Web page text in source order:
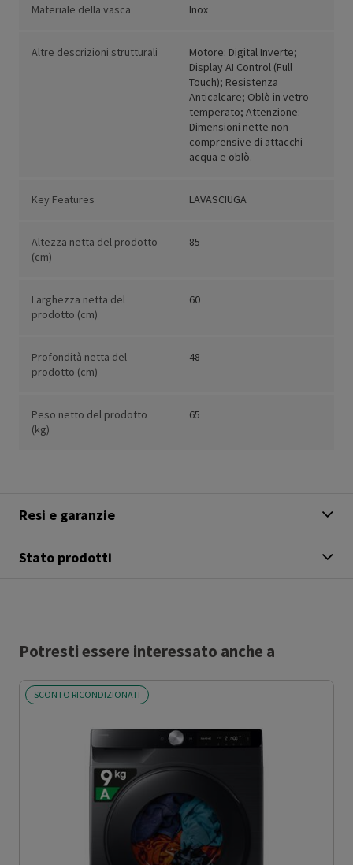
Materiale della vasca Inox
Altre descrizioni strutturali
Motore: Digital Inverte;
Display AI Control (Full
Touch); Resistenza
Anticalcare; Oblò in vetro
temperato; Attenzione:
Dimensioni nette non
comprensive di attacchi
acqua e oblò.
Key Features LAVASCIUGA
Altezza netta del prodotto
(cm)
85
Larghezza netta del
prodotto (cm)
60
Profondità netta del
prodotto (cm)
48
Peso netto del prodotto
(kg)
65
Resi e garanzie
Stato prodotti
Potresti essere interessato anche a
SCONTO RICONDIZIONATI